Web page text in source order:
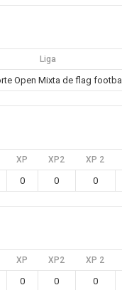
Liga
Open Mixta de flag football
XP XP2 XP 2
0 0 0
XP XP2 XP 2
0 0 0